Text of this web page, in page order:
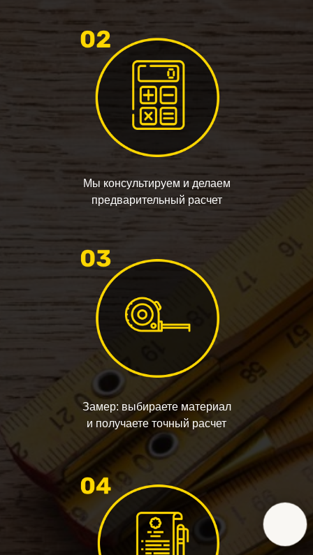
Мы консультируем и делаем
предварительный расчет
Замер: выбираете материал
и получаете точный расчет